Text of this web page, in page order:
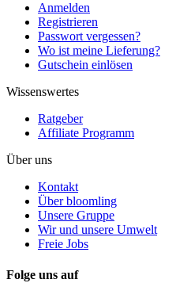
Anmelden
Registrieren
Passwort vergessen?
Wo ist meine Lieferung?
Gutschein einlösen
Wissenswertes
Ratgeber
Affiliate Programm
Über uns
Kontakt
Über bloomling
Unsere Gruppe
Wir und unsere Umwelt
Freie Jobs
Folge uns auf